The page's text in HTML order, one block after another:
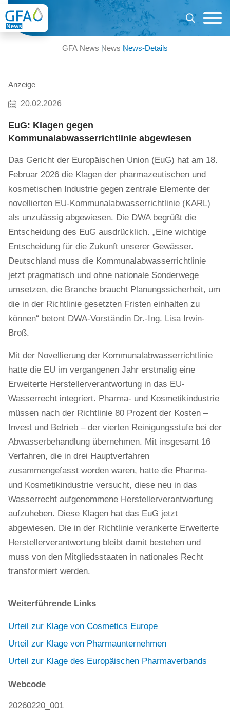
GFA News News News-Details
Anzeige
20.02.2026
EuG: Klagen gegen
Kommunalabwasserrichtlinie abgewiesen
Das Gericht der Europäischen Union (EuG) hat am 18.
Februar 2026 die Klagen der pharmazeutischen und
kosmetischen Industrie gegen zentrale Elemente der
novellierten EU-Kommunalabwasserrichtlinie (KARL)
als unzulässig abgewiesen. Die DWA begrüßt die
Entscheidung des EuG ausdrücklich. „Eine wichtige
Entscheidung für die Zukunft unserer Gewässer.
Deutschland muss die Kommunalabwasserrichtlinie
jetzt pragmatisch und ohne nationale Sonderwege
umsetzen, die Branche braucht Planungssicherheit, um
die in der Richtlinie gesetzten Fristen einhalten zu
können“ betont DWA-Vorständin Dr.-Ing. Lisa Irwin-
Broß.
Mit der Novellierung der Kommunalabwasserrichtlinie
hatte die EU im vergangenen Jahr erstmalig eine
Erweiterte Herstellerverantwortung in das EU-
Wasserrecht integriert. Pharma- und Kosmetikindustrie
müssen nach der Richtlinie 80 Prozent der Kosten –
Invest und Betrieb – der vierten Reinigungsstufe bei der
Abwasserbehandlung übernehmen. Mit insgesamt 16
Verfahren, die in drei Hauptverfahren
zusammengefasst worden waren, hatte die Pharma-
und Kosmetikindustrie versucht, diese neu in das
Wasserrecht aufgenommene Herstellerverantwortung
aufzuheben. Diese Klagen hat das EuG jetzt
abgewiesen. Die in der Richtlinie verankerte Erweiterte
Herstellerverantwortung bleibt damit bestehen und
muss von den Mitgliedsstaaten in nationales Recht
transformiert werden.
Weiterführende Links
Urteil zur Klage von Cosmetics Europe
Urteil zur Klage von Pharmaunternehmen
Urteil zur Klage des Europäischen Pharmaverbands
Webcode
20260220_001